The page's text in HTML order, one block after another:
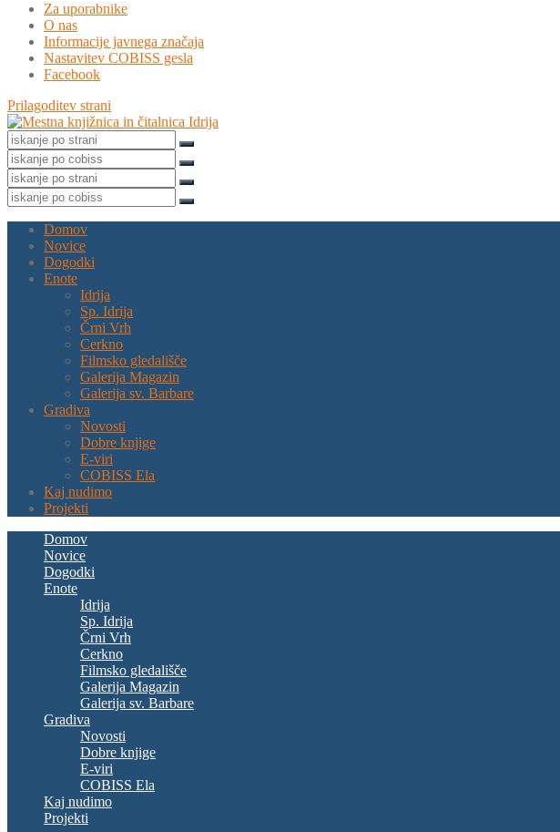
Za uporabnike
O nas
Informacije javnega značaja
Nastavitev COBISS gesla
Facebook
Prilagoditev strani
Domov
Novice
Dogodki
Enote
Idrija
Sp. Idrija
Črni Vrh
Cerkno
Filmsko gledališče
Galerija Magazin
Galerija sv. Barbare
Gradiva
Novosti
Dobre knjige
E-viri
COBISS Ela
Kaj nudimo
Projekti
Domov
Novice
Dogodki
Enote
Idrija
Sp. Idrija
Črni Vrh
Cerkno
Filmsko gledališče
Galerija Magazin
Galerija sv. Barbare
Gradiva
Novosti
Dobre knjige
E-viri
COBISS Ela
Kaj nudimo
Projekti